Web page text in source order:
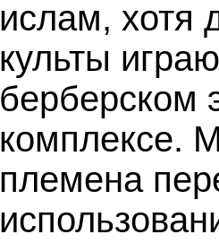
ислам, хотя
культы
берберском
комплексе.
племена